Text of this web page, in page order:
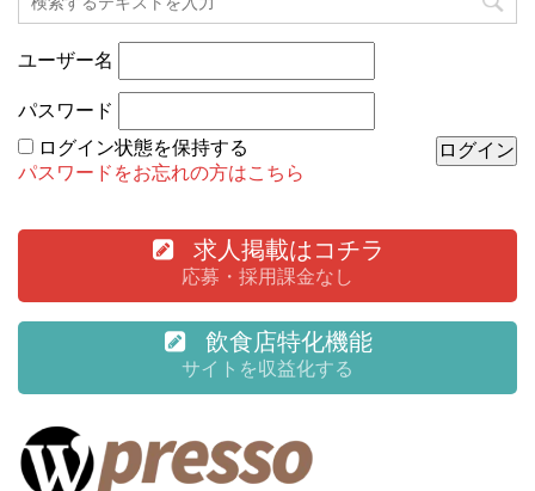
ユーザー名
パスワード
ログイン状態を保持する
パスワードをお忘れの方はこちら
求人掲載はコチラ
応募・採用課金なし
飲食店特化機能
サイトを収益化する